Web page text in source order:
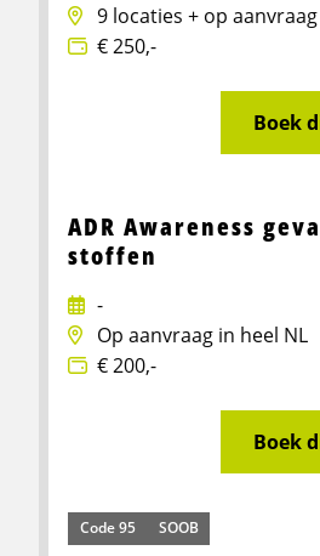
9 locaties + op
€ 250,-
Boek
ADR Awareness
stoffen
-
Op aanvraag in heel NL
€ 200,-
Boek
Code 95 SOOB